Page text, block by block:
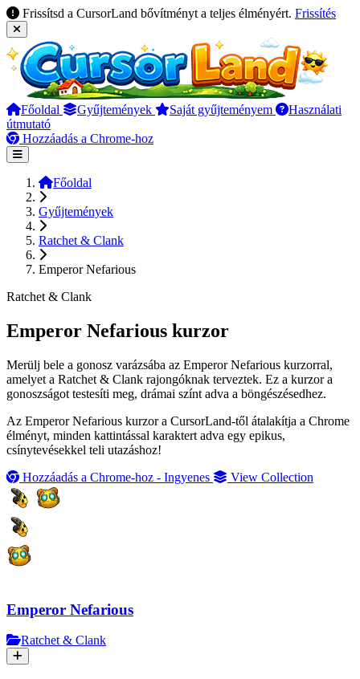
Frissítsd a CursorLand bővítményt a teljes élményért. Frissítés
Főoldal Gyűjtemények Saját gyűjteményem
Használati
útmutató
Hozzáadás a Chrome-hoz
Főoldal
Gyűjtemények
Ratchet & Clank
Emperor Nefarious
Ratchet & Clank
Emperor Nefarious kurzor
Merülj bele a gonosz varázsába az Emperor Nefarious kurzorral,
amelyet a Ratchet & Clank rajongóknak terveztek. Ez a kurzor a
gonoszságot testesíti meg, drámai színt adva a böngészésedhez.
Az Emperor Nefarious kurzor a CursorLand-től átalakítja a Chrome
élményt, minden kattintással karaktert adva egy epikus,
csínytevésekkel teli utazáshoz!
Hozzáadás a Chrome-hoz - Ingyenes
View Collection
Emperor Nefarious
Ratchet & Clank